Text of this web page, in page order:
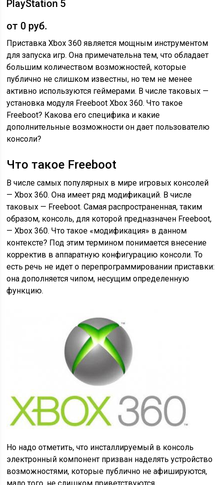
PlayStation 5
от 0 руб.
Приставка Xbox 360 является мощным инструментом
для запуска игр. Она примечательна тем, что обладает
большим количеством возможностей, которые
публично не слишком известны, но тем не менее
активно используются геймерами. В числе таковых —
установка модуля Freeboot Xbox 360. Что такое
Freeboot? Какова его специфика и какие
дополнительные возможности он дает пользователю
консоли?
Что такое Freeboot
В числе самых популярных в мире игровых консолей
— Xbox 360. Она имеет ряд модификаций. В числе
таковых — Freeboot. Самая распространенная, таким
образом, консоль, для которой предназначен Freeboot,
— Xbox 360. Что такое «модификация» в данном
контексте? Под этим термином понимается внесение
корректив в аппаратную конфигурацию консоли. То
есть речь не идет о перепрограммировании приставки:
она дополняется чипом, несущим определенную
функцию.
Но надо отметить, что инсталлируемый в консоль
электронный компонент призван наделять устройство
возможностями, которые публично не афишируются,